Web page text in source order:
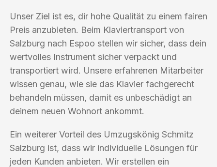
Unser Ziel ist es, dir hohe Qualität zu einem fairen
Preis anzubieten. Beim Klaviertransport von
Salzburg nach Espoo stellen wir sicher, dass dein
wertvolles Instrument sicher verpackt und
transportiert wird. Unsere erfahrenen Mitarbeiter
wissen genau, wie sie das Klavier fachgerecht
behandeln müssen, damit es unbeschädigt an
deinem neuen Wohnort ankommt.
Ein weiterer Vorteil des Umzugskönig Schmitz
Salzburg ist, dass wir individuelle Lösungen für
jeden Kunden anbieten. Wir erstellen ein